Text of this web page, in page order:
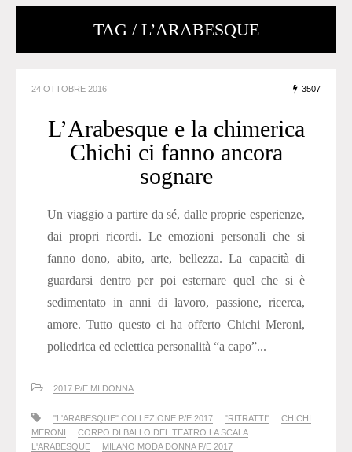
TAG / L’ARABESQUE
24 OTTOBRE 2016 3507
L’Arabesque e la chimerica
Chichi ci fanno ancora
sognare
Un viaggio a partire da sé, dalle proprie esperienze,
dai propri ricordi. Le emozioni personali che si
fanno dono, abito, arte, bellezza. La capacità di
guardarsi dentro per poi esternare quel che si è
sedimentato in anni di lavoro, passione, ricerca,
amore. Tutto questo ci ha offerto Chichi Meroni,
poliedrica ed eclettica personalità “a capo”...
2017 P/E MI DONNA
"L'ARABESQUE" COLLEZIONE P/E 2017 "RITRATTI"
CHICHI
MERONI
CORPO DI BALLO DEL TEATRO LA SCALA
L'ARABESQUE
MILANO MODA DONNA P/E 2017